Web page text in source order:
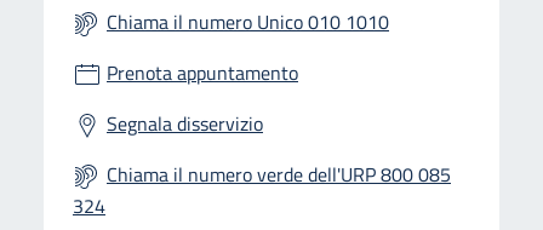
Chiama il numero Unico 010 1010
Prenota appuntamento
Segnala disservizio
Chiama il numero verde dell'URP 800 085
324